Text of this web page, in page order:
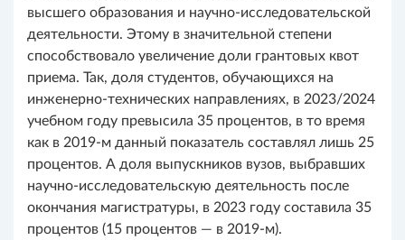
высшего образования и научно-исследовательской
деятельности. Этому в значительной степени
способствовало увеличение доли грантовых квот
приема. Так, доля студентов, обучающихся на
инженерно-технических направлениях, в 2023/2024
учебном году превысила 35 процентов, в то время
как в 2019-м данный показатель составлял лишь 25
процентов. А доля выпускников вузов, выбравших
научно-исследовательскую деятельность после
окончания магистратуры, в 2023 году составила 35
процентов (15 процентов — в 2019-м).